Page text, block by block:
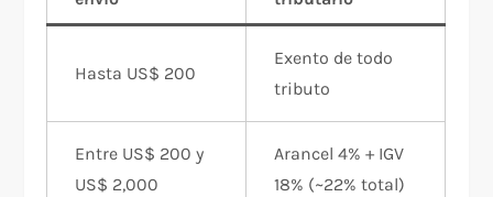
Hasta US$ 200
Exento de todo
tributo
Entre US$ 200 y
US$ 2,000
Arancel 4% + IGV
18% (~22% total)